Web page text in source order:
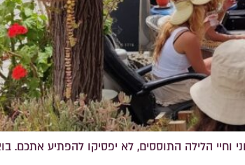
וחיי הלילה התוססים, לא יפסיקו להפתיע אתכם.